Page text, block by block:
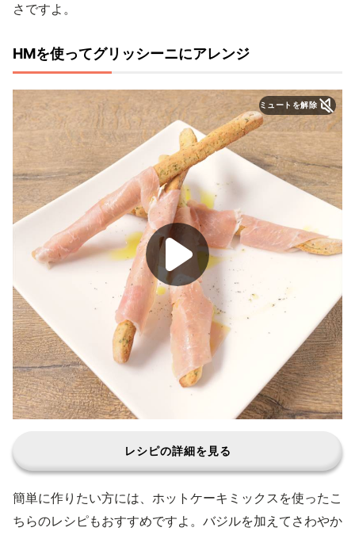
さですよ。
HMを使ってグリッシーニにアレンジ
ミュートを解除
レシピの詳細を見る
簡単に作りたい方には、ホットケーキミックスを使ったこ
ちらのレシピもおすすめですよ。バジルを加えてさわやか